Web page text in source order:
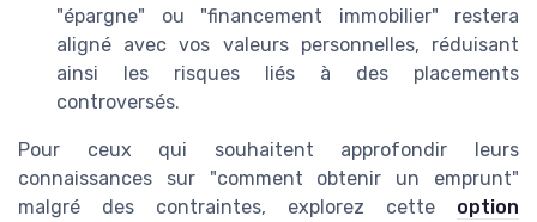
"épargne" ou "financement immobilier" restera
aligné avec vos valeurs personnelles, réduisant
ainsi les risques liés à des placements
controversés.
Pour ceux qui souhaitent approfondir leurs
connaissances sur "comment obtenir un emprunt"
malgré des contraintes, explorez cette option